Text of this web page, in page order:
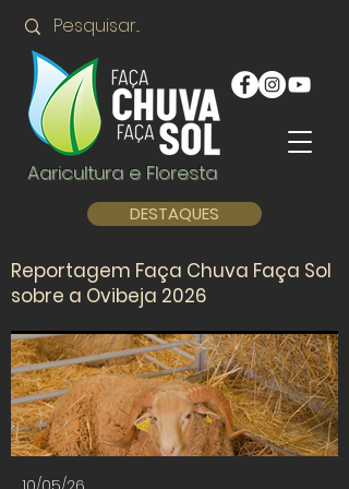
Agricultura e Floresta
DESTAQUES
Reportagem Faça Chuva Faça Sol
sobre a Ovibeja 2026